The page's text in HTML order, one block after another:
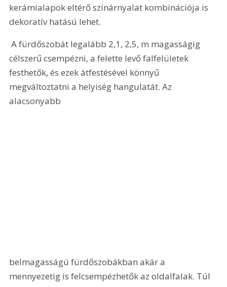
kerámialapok eltérő színárnyalat kombinációja is
dekoratív hatású lehet.
A fürdőszobát legalább 2,1, 2,5, m magasságig
célszerű csempézni, a felette levő falfelületek
festhetők, és ezek átfestésével könnyű
megváltoztatni a helyiség hangulatát. Az
alacsonyabb
belmagasságú fürdőszobákban akár a
mennyezetig is felcsempézhetők az oldalfalak. Túl